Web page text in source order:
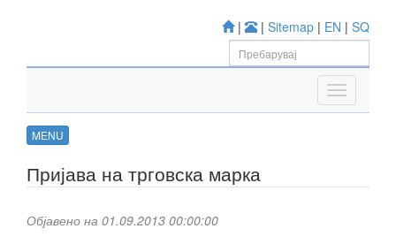
| | Sitemap | EN | SQ
MENU
Пријава на трговска марка
Објавено на 01.09.2013 00:00:00